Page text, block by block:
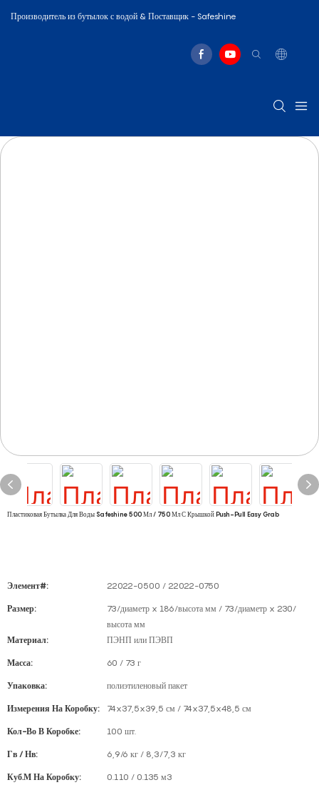
Производитель из бутылок с водой & Поставщик - Safeshine
Пластиковая Бутылка Для Воды Safeshine 500 Мл / 750 Мл С Крышкой Push-Pull Easy Grab
Элемент#: 22022-0500 / 22022-0750
Размер:
73/диаметр x 186/высота мм / 73/диаметр x 230/
высота мм
Материал:
ПЭНП или ПЭВП
Масса: 60 / 73 г
Упаковка: полиэтиленовый пакет
Измерения На Коробку: 74x37,5x39,5 см / 74x37,5x48,5 см
Кол-Во В Коробке: 100 шт.
Гв / Нв: 6,9/6 кг / 8,3/7,3 кг
Куб.м На Коробку: 0.110 / 0.135 м3